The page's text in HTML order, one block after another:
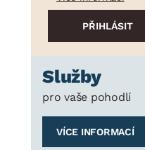
Služby
pro vaše pohodlí
VÍCE INFORMACÍ